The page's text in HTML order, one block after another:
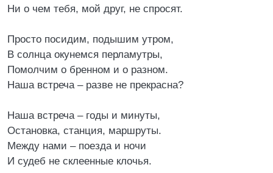
Ни о чем тебя, мой друг, не спросят.
Просто посидим, подышим утром,
В солнца окунемся перламутры,
Помолчим о бренном и о разном.
Наша встреча – разве не прекрасна?
Наша встреча – годы и минуты,
Остановка, станция, маршруты.
Между нами – поезда и ночи
И судеб не склеенные клочья.